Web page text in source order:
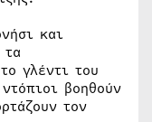
και
τα
γλέντι του
βοηθούν
τον